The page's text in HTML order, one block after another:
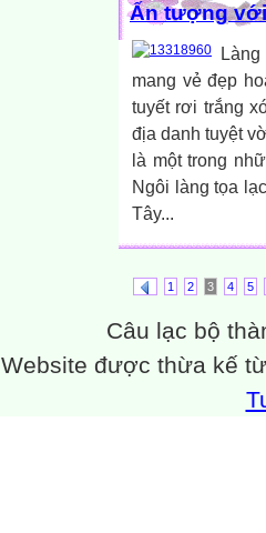
Ấn tượng với
mang vẻ đẹp
tuyết rơi trắng
địa danh tuyệt
là một trong
Ngôi làng tọa
Tây...
1 2 3 4 5
Câu lạc bộ
Website được thừa kế